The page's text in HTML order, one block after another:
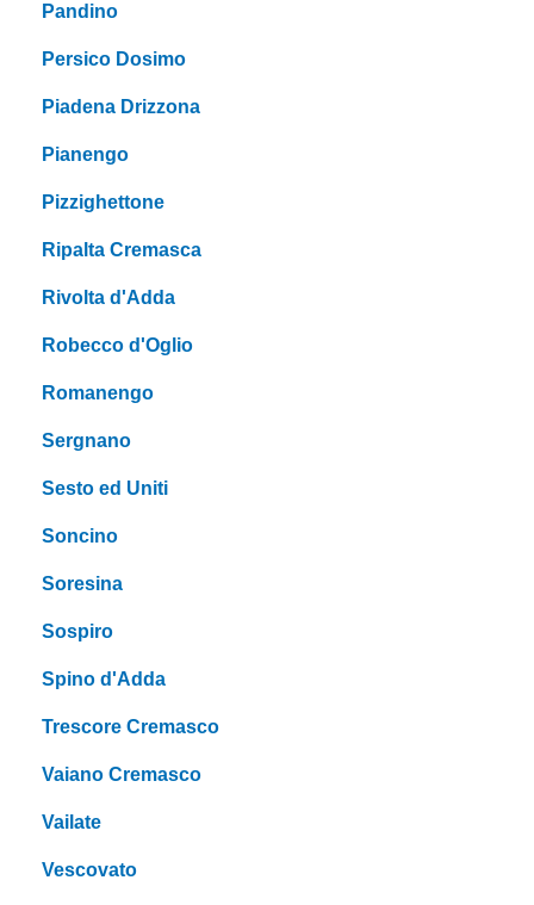
Pandino
Persico Dosimo
Piadena Drizzona
Pianengo
Pizzighettone
Ripalta Cremasca
Rivolta d'Adda
Robecco d'Oglio
Romanengo
Sergnano
Sesto ed Uniti
Soncino
Soresina
Sospiro
Spino d'Adda
Trescore Cremasco
Vaiano Cremasco
Vailate
Vescovato